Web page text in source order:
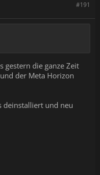
#191
gestern die ganze Zeit
der Meta Horizon
deinstalliert und neu